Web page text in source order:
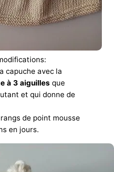
capuche avec la
à 3 aiguilles que
et qui donne de
de point mousse
en jours.